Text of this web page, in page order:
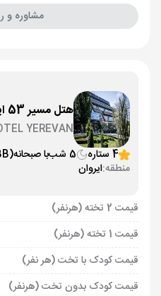
مشاوره و
هتل مسیر 53 ایروان
YEREVAN
4 ستاره
5 شب با صبحانه(BB)
منطقه:ایروان
قیمت 2 تخته (هرنفر)
قیمت 1 تخته (هرنفر)
قیمت کودک با تخت (هر نفر)
قیمت کودک بدون تخت (هرنفر)